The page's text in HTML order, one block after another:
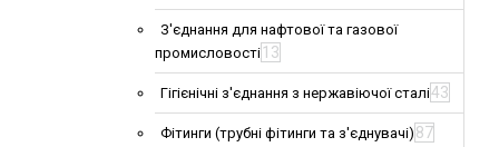
З'єднання для нафтової та газової
промисловості 13
Гігієнічні з'єднання з нержавіючої сталі43
Фітинги (трубні фітинги та з'єднувачі) 87